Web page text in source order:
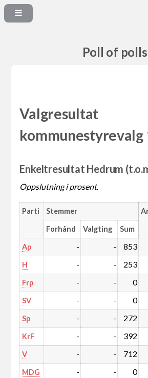
Poll of polls
Valgresultat
kommunestyrevalg
Enkeltresultat Hedrum
Oppslutning i prosent.
Parti Stemmer
Forhånd Valgting Sum
Ap - - 853
H - - 253
Frp - - 0
SV - - 0
Sp - - 272
KrF - - 392
V - - 712
MDG - - 0